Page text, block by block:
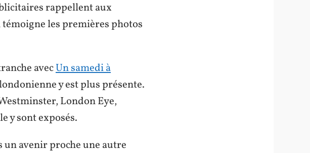
rappellent aux
témoigne les premières photos
avecUn samedi à
y est plus présente.
London Eye,
y sont exposés.
avenir proche une autre